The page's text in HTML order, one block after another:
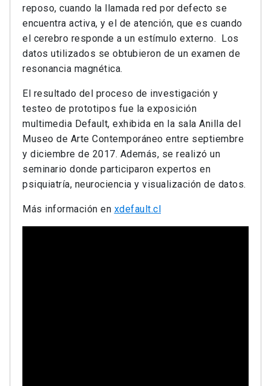
reposo, cuando la llamada red por defecto se
encuentra activa, y el de atención, que es cuando
el cerebro responde a un estímulo externo. Los
datos utilizados se obtubieron de un examen de
resonancia magnética.
El resultado del proceso de investigación y
testeo de prototipos fue la exposición
multimedia Default, exhibida en la sala Anilla del
Museo de Arte Contemporáneo entre septiembre
y diciembre de 2017. Además, se realizó un
seminario donde participaron expertos en
psiquiatría, neurociencia y visualización de datos.
Más información en xdefault.cl